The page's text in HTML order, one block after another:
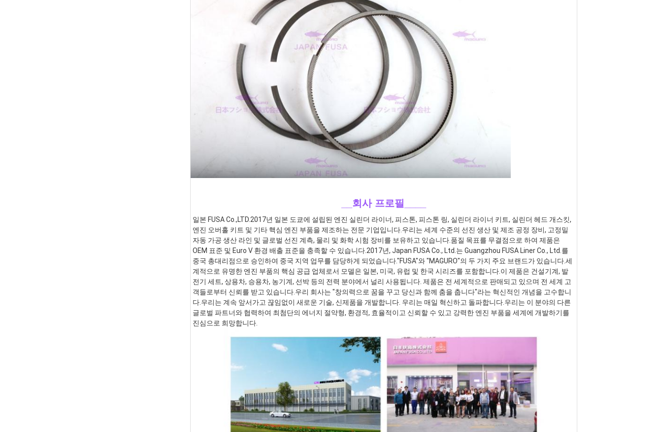
__회사 프로필
일본 FUSA Co.,LTD.2017년 일본 도쿄에 설립된 엔진 실린더 라이너, 피스톤, 피스톤 링, 실린더 라이너 키트, 실린더 헤드 개스킷,
엔진 오버홀 키트 및 기타 핵심 엔진 부품을 제조하는 전문 기업입니다.우리는 세계 수준의 선진 생산 및 제조 공정 장비, 고정밀
자동 가공 생산 라인 및 글로벌 선진 계측, 물리 및 화학 시험 장비를 보유하고 있습니다.품질 목표를 무결점으로 하여 제품은
OEM 표준 및 Euro V 환경 배출 표준을 충족할 수 있습니다.2017년, Japan FUSA Co., Ltd.는 Guangzhou FUSA Liner Co., Ltd.를
중국 총대리점으로 승인하여 중국 지역 업무를 담당하게 되었습니다."FUSA"와 "MAGURO"의 두 가지 주요 브랜드가 있습니다.세
계적으로 유명한 엔진 부품의 핵심 공급 업체로서 모델은 일본, 미국, 유럽 및 한국 시리즈를 포함합니다.이 제품은 건설기계, 발
전기 세트, 상용차, 승용차, 농기계, 선박 등의 전력 분야에서 널리 사용됩니다. 제품은 전 세계적으로 판매되고 있으며 전 세계 고
객들로부터 신뢰를 받고 있습니다.우리 회사는 "창의력으로 꿈을 꾸고 당신과 함께 춤을 춥니다"라는 혁신적인 개념을 고수합니
다.우리는 계속 앞서가고 끊임없이 새로운 기술, 신제품을 개발합니다. 우리는 매일 혁신하고 돌파합니다.우리는 이 분야의 다른
글로벌 파트너와 협력하여 최첨단의 에너지 절약형, 환경적, 효율적이고 신뢰할 수 있고 강력한 엔진 부품을 세계에 개발하기를
진심으로 희망합니다.